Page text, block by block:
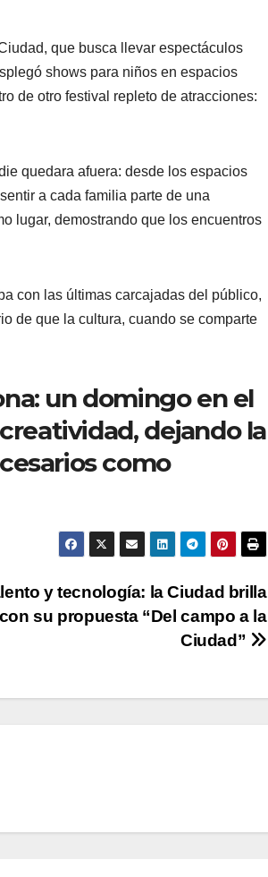
que busca llevar espectáculos
shows para niños en espacios
de otro festival repleto de atracciones:
quedara afuera: desde los espacios
a cada familia parte de una
lugar, demostrando que los encuentros
con las últimas carcajadas del público,
de que la cultura, cuando se comparte
un domingo en el
dejando la
como
y tecnología: la Ciudad brilla
su propuesta “Del campo a la
Ciudad”